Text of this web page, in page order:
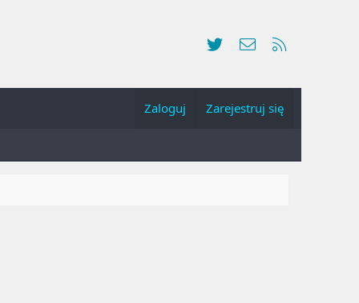
Twitter Kontakt
Zaloguj Zarejestruj się